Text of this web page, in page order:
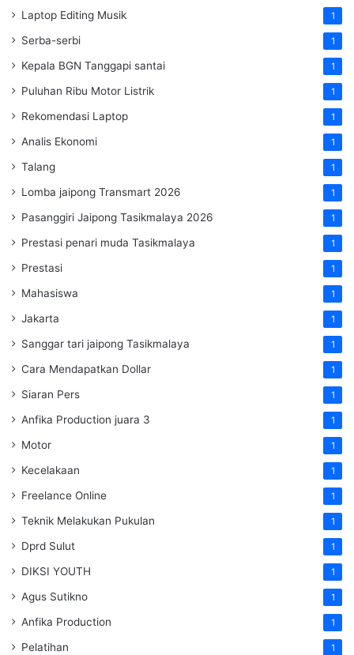
Laptop Editing Musik 1
Serba-serbi 1
Kepala BGN Tanggapi santai 1
Puluhan Ribu Motor Listrik 1
Rekomendasi Laptop 1
Analis Ekonomi 1
Talang 1
Lomba jaipong Transmart 2026 1
Pasanggiri Jaipong Tasikmalaya 2026 1
Prestasi penari muda Tasikmalaya 1
Prestasi 1
Mahasiswa 1
Jakarta 1
Sanggar tari jaipong Tasikmalaya 1
Cara Mendapatkan Dollar 1
Siaran Pers 1
Anfika Production juara 3 1
Motor 1
Kecelakaan 1
Freelance Online 1
Teknik Melakukan Pukulan 1
Dprd Sulut 1
DIKSI YOUTH 1
Agus Sutikno 1
Anfika Production 1
Pelatihan 1